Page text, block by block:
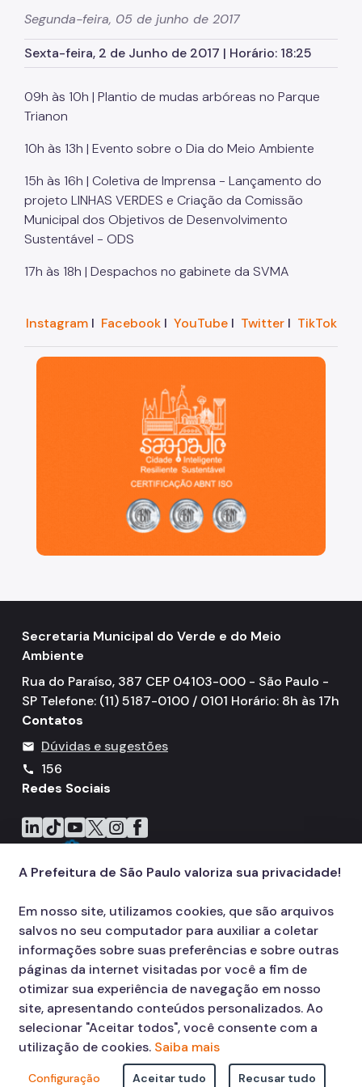
Parques Urbanos
Parques Concessionados
Unidades de Conservação
Educação Ambiental UMAPAZ
Programação
Patrimônio Ambiental
Biosampa
Informações Ambientais
Licenciamento Ambiental
Licenciamento Ambiental Industrial
Licenciamento Ambiental Não-Industrial
Produtos Perigosos
Motogeradores
Fiscalização Ambiental
Defesa e Valorização Ambiental
TAC - Termo de Ajustamento de Conduta
Inventário de GEE
Plano de Ação Climática
COMFROTA-SP
Planos
Mata Atlântica
Segunda-feira, 05 de junho de 2017
Sexta-feira, 2 de Junho de 2017 | Horário: 18:25
09h às 10h | Plantio de mudas arbóreas no Parque
Trianon
10h às 13h | Evento sobre o Dia do Meio Ambiente
15h às 16h | Coletiva de Imprensa - Lançamento do
projeto LINHAS VERDES e Criação da Comissão
Municipal dos Objetivos de Desenvolvimento
Sustentável - ODS
17h às 18h | Despachos no gabinete da SVMA
InstagramI FacebookI YouTubeI TwitterI TikTok
São Paulo, cidade inteligente, resiliente e sustentável
Secretaria Municipal do Verde e do Meio
Ambiente
Rua do Paraíso, 387 CEP 04103-000 - São Paulo -
SP Telefone: (11) 5187-0100 / 0101 Horário: 8h às 17h
Contatos
mail Dúvidas e sugestões
call
156
Redes Sociais
Icone do LinkedIn
Icone do TikTok
Icone do YouTube
Icone do X
Icone do Instagram
Icone do Facebook
© COPYRIGHT 2026, Prefeitura Municipal de São Paulo Viaduto do Cha,
A Prefeitura de São Paulo valoriza sua privacidade!
Em nosso site, utilizamos cookies, que são arquivos
salvos no seu computador para auxiliar a coletar
informações sobre suas preferências e sobre outras
páginas da internet visitadas por você a fim de
otimizar sua experiência de navegação em nosso
site, apresentando conteúdos personalizados. Ao
selecionar "Aceitar todos", você consente com a
utilização de cookies. Saiba mais
Configuração Aceitar tudo Recusar tudo